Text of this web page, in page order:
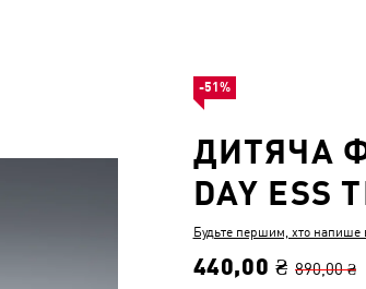
ДИТЯЧА
DAY ESS
Будьте першим, хто напише
440,00 ₴ 890,00 ₴
-51%